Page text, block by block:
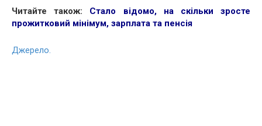
Читайте також: Стало відомо, на скільки зросте
прожитковий мінімум, зарплата та пенсія
Джерело.